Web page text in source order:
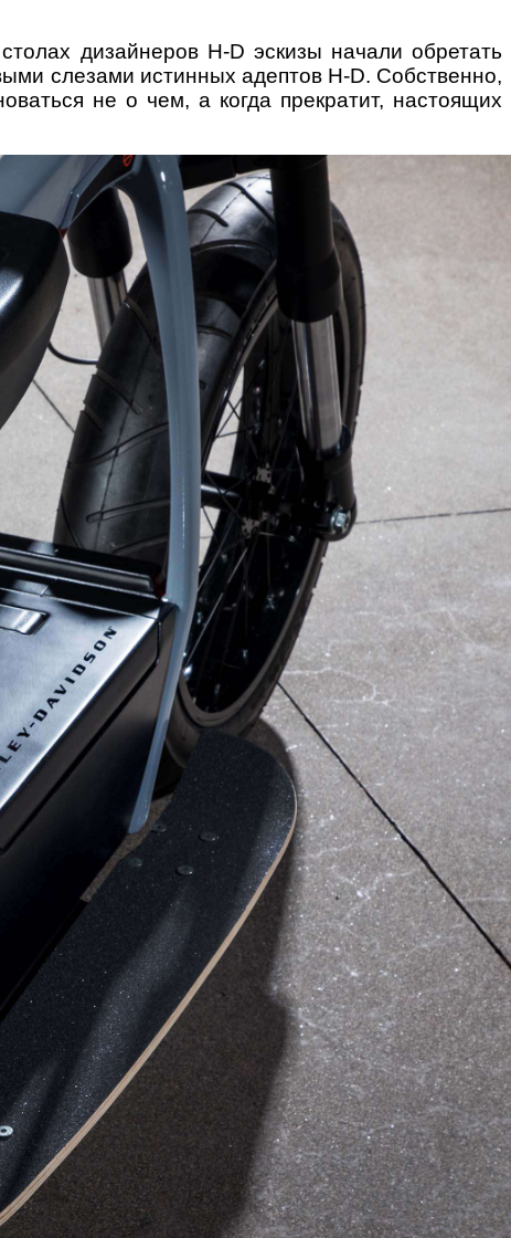
дизайнеров H-D эскизы начали обретать
слезами истинных адептов H-D. Собственно,
не о чем, а когда прекратит, настоящих